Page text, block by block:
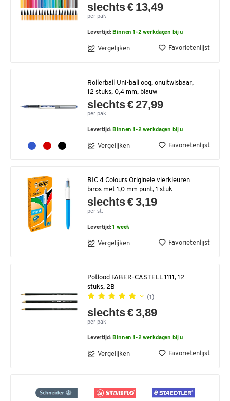
slechts € 13,49
per pak
Levertijd: Binnen 1-2 werkdagen bij u
Vergelijken Favorietenlijst
Rollerball Uni-ball oog, onuitwisbaar,
12 stuks, 0,4 mm, blauw
slechts € 27,99
per pak
Levertijd: Binnen 1-2 werkdagen bij u
Vergelijken Favorietenlijst
BIC 4 Colours Originele vierkleuren
biros met 1,0 mm punt, 1 stuk
slechts € 3,19
per st.
Levertijd:1 week
Vergelijken Favorietenlijst
Potlood FABER-CASTELL 1111, 12
stuks, 2B
(1)
slechts € 3,89
per pak
Levertijd: Binnen 1-2 werkdagen bij u
Vergelijken Favorietenlijst